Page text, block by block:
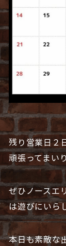
残り営業日２
頑張ってまい
ぜひノースエ
は遊びにいら
本日も素敵な